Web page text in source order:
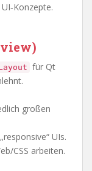
für Qt
großen
UIs.
CSS arbeiten.